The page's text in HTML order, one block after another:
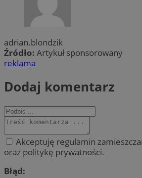
adrian.blondzik
Źródło: Artykuł sponsorowany
reklama
Dodaj komentarz
Akceptuję regulamin
oraz politykę prywatności.
Błąd: